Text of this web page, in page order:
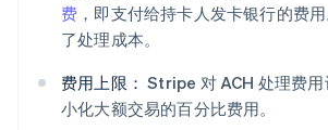
费 ，即支付给持卡人发卡银行的费
了处理成本。
费用上限： Stripe 对 ACH 处理费
小化大额交易的百分比费用。